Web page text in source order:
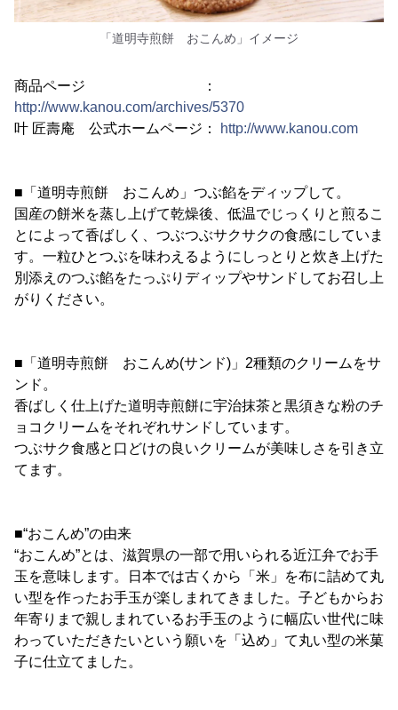
「道明寺煎餅 おこんめ」イメージ
商品ページ ：
http://www.kanou.com/archives/5370
叶 匠壽庵 公式ホームページ：
http://www.kanou.com
■「道明寺煎餅 おこんめ」つぶ餡をディップして。
国産の餅米を蒸し上げて乾燥後、低温でじっくりと煎るこ
とによって香ばしく、つぶつぶサクサクの食感にしていま
す。一粒ひとつぶを味わえるようにしっとりと炊き上げた
別添えのつぶ餡をたっぷりディップやサンドしてお召し上
がりください。
■「道明寺煎餅 おこんめ(サンド)」2種類のクリームをサ
ンド。
香ばしく仕上げた道明寺煎餅に宇治抹茶と黒須きな粉のチ
ョコクリームをそれぞれサンドしています。
つぶサク食感と口どけの良いクリームが美味しさを引き立
てます。
■“おこんめ”の由来
“おこんめ”とは、滋賀県の一部で用いられる近江弁でお手
玉を意味します。日本では古くから「米」を布に詰めて丸
い型を作ったお手玉が楽しまれてきました。子どもからお
年寄りまで親しまれているお手玉のように幅広い世代に味
わっていただきたいという願いを「込め」て丸い型の米菓
子に仕立てました。